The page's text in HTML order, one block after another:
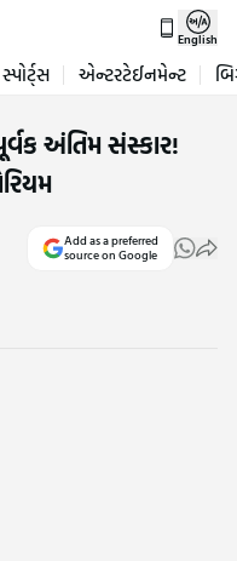
English
સ્પોર્ટ્સ એન્ટરટેઈનમેન્ટ
અંતિમ સંસ્કાર!
Add as a preferred
source on Google